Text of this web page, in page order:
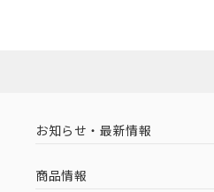
お知らせ・最新情報
商品情報